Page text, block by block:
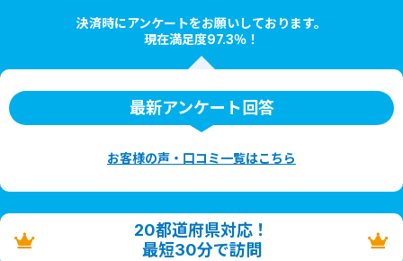
決済時にアンケートをお願いしております。
現在満足度97.3％！
最新アンケート回答
お客様の声・口コミ一覧はこちら
20都道府県対応！
最短30分で訪問